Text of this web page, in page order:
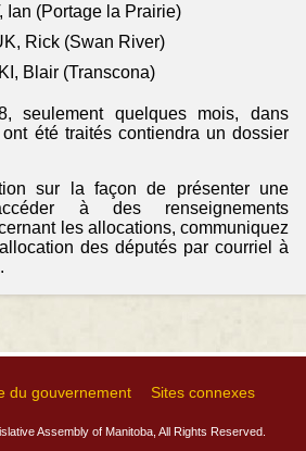
Ian (Portage la Prairie)
Rick (Swan River)
Blair (Transcona)
seulement quelques mois, dans
été traités contiendra un dossier
sur la façon de présenter une
à des renseignements
les allocations, communiquez
des députés par courriel à
.
du gouvernement Sites connexes
Assembly of Manitoba, All Rights Reserved.